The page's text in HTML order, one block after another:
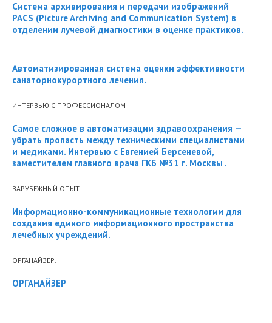
Система архивирования и передачи изображений
PACS (Picture Archiving and Communication System) в
отделении лучевой диагностики в оценке практиков.
Автоматизированная система оценки эффективности
санаторнокурортного лечения.
ИНТЕРВЬЮ С ПРОФЕССИОНАЛОМ
Cамое сложное в автоматизации здравоохранения —
убрать пропасть между техническими специалистами
и медиками. Интервью с Евгенией Берсеневой,
заместителем главного врача ГКБ №31 г. Москвы .
ЗАРУБЕЖНЫЙ ОПЫТ
Информационно-коммуникационные технологии для
создания единого информационного пространства
лечебных учреждений.
ОРГАНАЙЗЕР.
ОРГАНАЙЗЕР